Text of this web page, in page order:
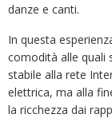
danze e canti.
In questa
comodità alle quali
stabile alla rete
elettrica, ma alla
la ricchezza dai